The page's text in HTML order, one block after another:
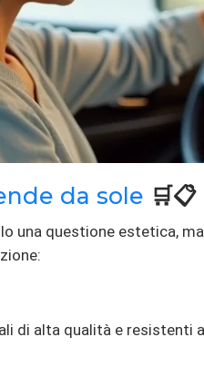
da sole 🛒📋
una questione estetica,
di alta qualità e resistenti